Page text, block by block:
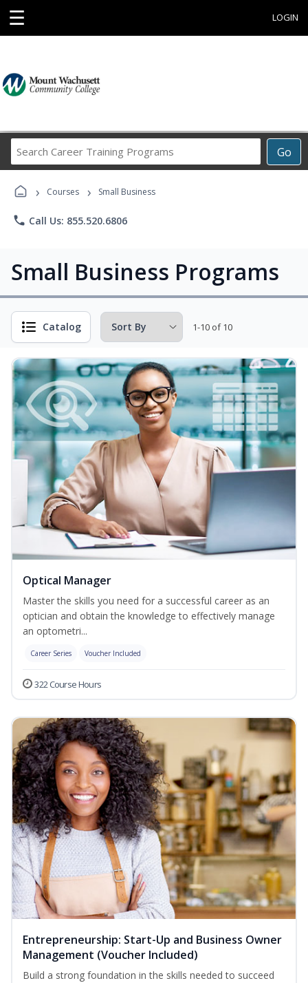
☰ LOGIN
Go
Career
Programs
› Courses › Small Business
phone Call Us: 855.520.6806
Small Business Programs
Catalog 1-10 of 10
Optical Manager
Master the skills you need for a successful career as an
optician and obtain the knowledge to effectively manage
an optometri...
Career Series Voucher Included
322 Course Hours
Entrepreneurship: Start-Up and Business Owner
Management (Voucher Included)
Build a strong foundation in the skills needed to succeed